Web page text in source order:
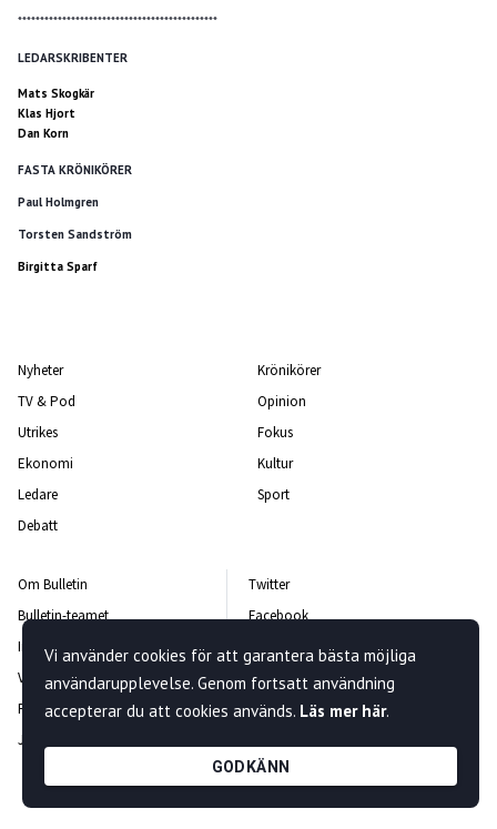
*********************************************
LEDARSKRIBENTER
Mats Skogkär
Klas Hjort
Dan Korn
FASTA KRÖNIKÖRER
Paul Holmgren
Torsten Sandström
Birgitta Sparf
Nyheter
TV & Pod
Utrikes
Ekonomi
Ledare
Debatt
Krönikörer
Opinion
Fokus
Kultur
Sport
Om Bulletin
Bulletin-teamet
Integritetspolicy
Vanliga frågor och svar
Rättelsepolicy
Jobba hos oss
Twitter
Facebook
Instagram
Kontakta oss
Nyhetsbrev
Vi använder cookies för att garantera bästa möjliga
användarupplevelse. Genom fortsatt användning
accepterar du att cookies används. Läs mer här.
GODKÄNN